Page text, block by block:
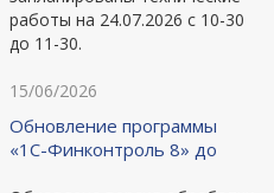
работы на 24.07.2026 с 10-30
до 11-30.
15/06/2026
Обновление программы
«1С-Финконтроль 8» до